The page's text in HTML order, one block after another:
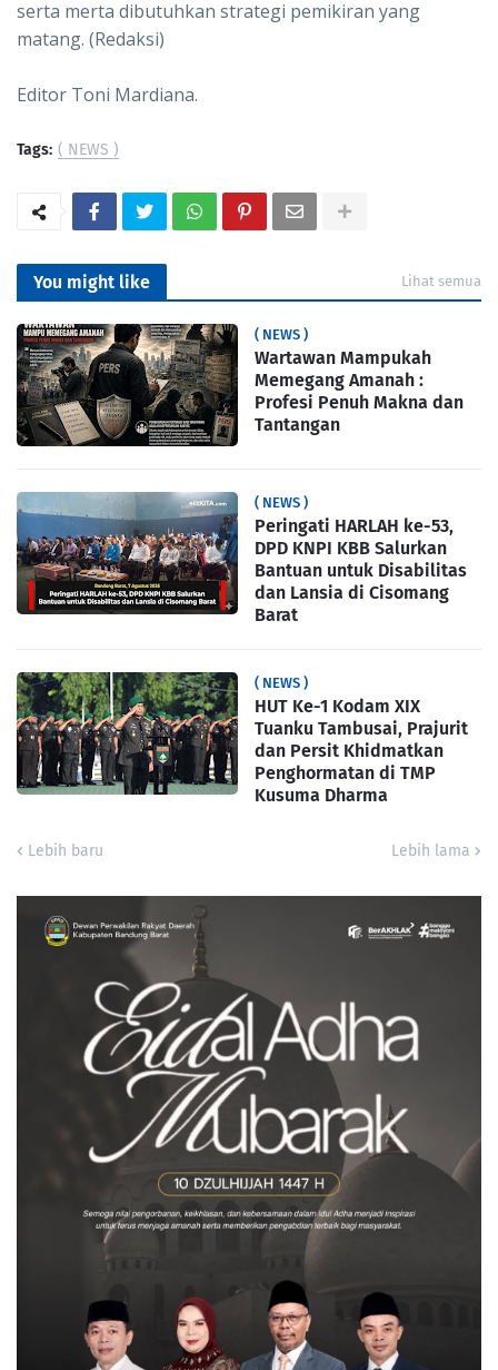
serta merta dibutuhkan strategi pemikiran yang
matang. (Redaksi)
Editor Toni Mardiana.
Tags: ( NEWS )
You might like Lihat semua
( NEWS )
Wartawan Mampukah
Memegang Amanah :
Profesi Penuh Makna dan
Tantangan
( NEWS )
Peringati HARLAH ke-53,
DPD KNPI KBB Salurkan
Bantuan untuk Disabilitas
dan Lansia di Cisomang
Barat
( NEWS )
HUT Ke-1 Kodam XIX
Tuanku Tambusai, Prajurit
dan Persit Khidmatkan
Penghormatan di TMP
Kusuma Dharma
Lebih baru Lebih lama